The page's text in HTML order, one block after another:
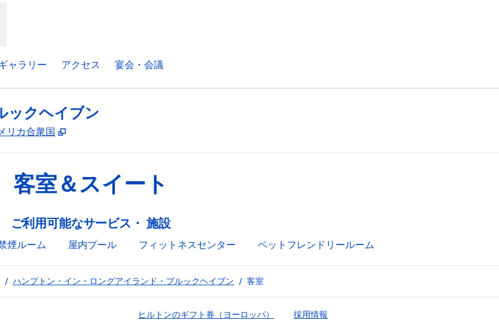
ャラリー アクセス 宴会・会議
ックヘイブン
カ合衆国 ,
客室＆スイート
ご利用可能なサービス・ 施設
煙ルーム 屋内プール フィットネスセンター ペットフレンドリールーム
/ ハンプトン・イン・ロングアイランド・ブルックヘイブン / 客室
ヒルトンのギフト券（ヨーロッパ）
採用情報